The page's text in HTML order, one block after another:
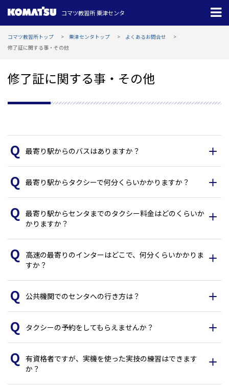
コマツ教習所 粟津センタ
コマツ教習所トップ 粟津センタトップ
よくあるお問合せ
修了証に関する事・その他
修了証に関する事・その他
最寄り駅からのバスはありますか？
最寄り駅からタクシーで何分くらいかかりますか？
最寄り駅からセンタまでのタクシー料金はどのくらいか
かりますか？
高速の最寄りのインターはどこで、何分くらいかかりま
すか？
公共機関でのセンタへの行き方は？
タクシーの予約をしてもらえませんか？
有資格者ですが、実機を使った実技の練習はできます
か？